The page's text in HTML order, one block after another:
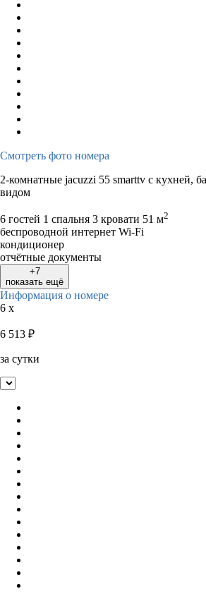
Смотреть фото номера
2-комнатные jacuzzi 55 smarttv с кухней,
видом
6 гостей 1 спальня 3 кровати 51 м2
беспроводной интернет Wi-Fi
кондиционер
отчётные документы
+7
показать ещё
Информация о номере
6 x
6 513 ₽
за сутки